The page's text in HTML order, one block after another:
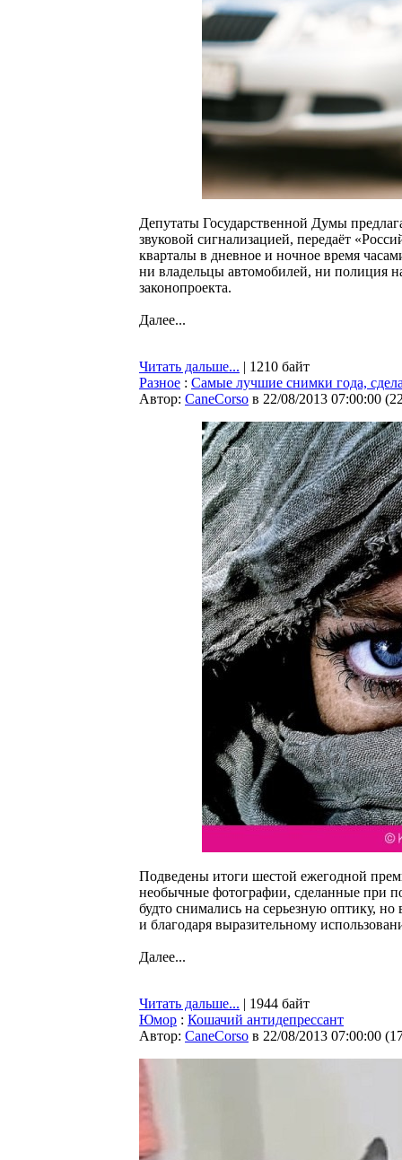
Депутаты Государственной Думы
звуковой сигнализацией, передаёт
кварталы в дневное и ночное время
ни владельцы автомобилей, ни полиция
законопроекта.
Далее...
Читать дальше... | 1210 байт
Разное : Самые лучшие снимки года,
Автор: CaneCorso в 22/08/2013 07:00:00 (
Подведены итоги шестой ежегодной
необычные фотографии, сделанные при
будто снимались на серьезную оптику,
и благодаря выразительному
Далее...
Читать дальше... | 1944 байт
Юмор : Кошачий антидепрессант
Автор: CaneCorso в 22/08/2013 07:00:00 (